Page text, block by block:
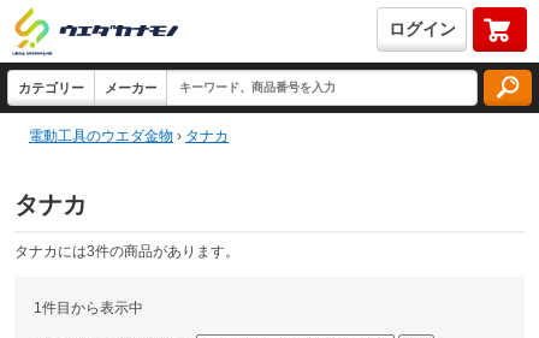
ログイン
電動工具のウエダ金物 › タナカ
タナカ
タナカには3件の商品があります。
1件目から表示中